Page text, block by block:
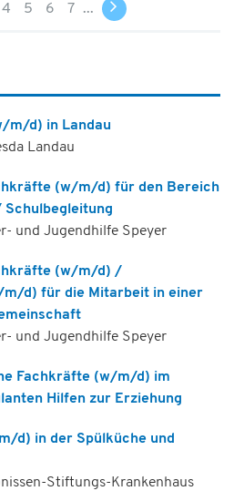
4 5 6 7 ...
m/d) in Landau
Landau
(w/m/d) für den Bereich
und Jugendhilfe Speyer
(w/m/d) /
m/d) für die Mitarbeit in einer
und Jugendhilfe Speyer
Fachkräfte (w/m/d) im
Hilfen zur Erziehung
d) in der Spülküche und
Stiftungs-Krankenhaus